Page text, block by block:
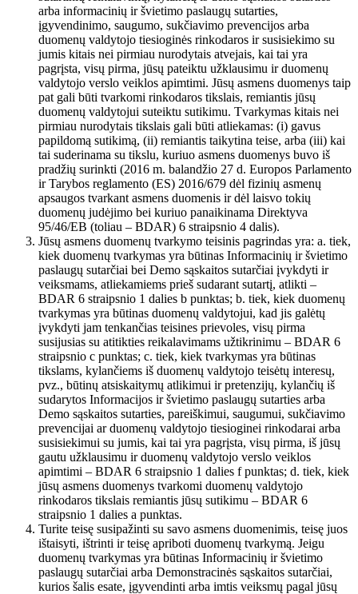
arba informacinių ir švietimo paslaugų sutarties,
įgyvendinimo, saugumo, sukčiavimo prevencijos arba
duomenų valdytojo tiesioginės rinkodaros ir susisiekimo su
jumis kitais nei pirmiau nurodytais atvejais, kai tai yra
pagrįsta, visų pirma, jūsų pateiktu užklausimu ir duomenų
valdytojo verslo veiklos apimtimi. Jūsų asmens duomenys taip
pat gali būti tvarkomi rinkodaros tikslais, remiantis jūsų
duomenų valdytojui suteiktu sutikimu. Tvarkymas kitais nei
pirmiau nurodytais tikslais gali būti atliekamas: (i) gavus
papildomą sutikimą, (ii) remiantis taikytina teise, arba (iii) kai
tai suderinama su tikslu, kuriuo asmens duomenys buvo iš
pradžių surinkti (2016 m. balandžio 27 d. Europos Parlamento
ir Tarybos reglamento (ES) 2016/679 dėl fizinių asmenų
apsaugos tvarkant asmens duomenis ir dėl laisvo tokių
duomenų judėjimo bei kuriuo panaikinama Direktyva
95/46/EB (toliau – BDAR) 6 straipsnio 4 dalis).
Jūsų asmens duomenų tvarkymo teisinis pagrindas yra: a. tiek,
kiek duomenų tvarkymas yra būtinas Informacinių ir švietimo
paslaugų sutarčiai bei Demo sąskaitos sutarčiai įvykdyti ir
veiksmams, atliekamiems prieš sudarant sutartį, atlikti –
BDAR 6 straipsnio 1 dalies b punktas; b. tiek, kiek duomenų
tvarkymas yra būtinas duomenų valdytojui, kad jis galėtų
įvykdyti jam tenkančias teisines prievoles, visų pirma
susijusias su atitikties reikalavimams užtikrinimu – BDAR 6
straipsnio c punktas; c. tiek, kiek tvarkymas yra būtinas
tikslams, kylančiems iš duomenų valdytojo teisėtų interesų,
pvz., būtinų atsiskaitymų atlikimui ir pretenzijų, kylančių iš
sudarytos Informacijos ir švietimo paslaugų sutarties arba
Demo sąskaitos sutarties, pareiškimui, saugumui, sukčiavimo
prevencijai ar duomenų valdytojo tiesioginei rinkodarai arba
susisiekimui su jumis, kai tai yra pagrįsta, visų pirma, iš jūsų
gautu užklausimu ir duomenų valdytojo verslo veiklos
apimtimi – BDAR 6 straipsnio 1 dalies f punktas; d. tiek, kiek
jūsų asmens duomenys tvarkomi duomenų valdytojo
rinkodaros tikslais remiantis jūsų sutikimu – BDAR 6
straipsnio 1 dalies a punktas.
Turite teisę susipažinti su savo asmens duomenimis, teisę juos
ištaisyti, ištrinti ir teisę apriboti duomenų tvarkymą. Jeigu
duomenų tvarkymas yra būtinas Informacinių ir švietimo
paslaugų sutarčiai arba Demonstracinės sąskaitos sutarčiai,
kurios šalis esate, įgyvendinti arba imtis veiksmų pagal jūsų